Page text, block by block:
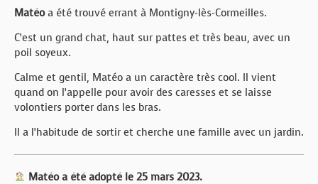
Matéoa été trouvé errant à Montigny-lès-Cormeilles.
C’est un grand chat, haut sur pattes et très beau, avec un
poil soyeux.
Calme et gentil, Matéo a un caractère très cool. Il vient
quand on l’appelle pour avoir des caresses et se laisse
volontiers porter dans les bras.
Il a l’habitude de sortir et cherche une famille avec un jardin.
Matéo a été adopté le 25 mars 2023.